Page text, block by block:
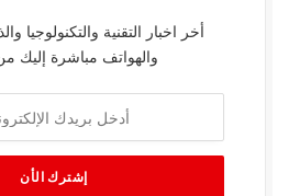
أخر اخبار التقنية والتكنولوجيا
والهواتف مباشرة إليك